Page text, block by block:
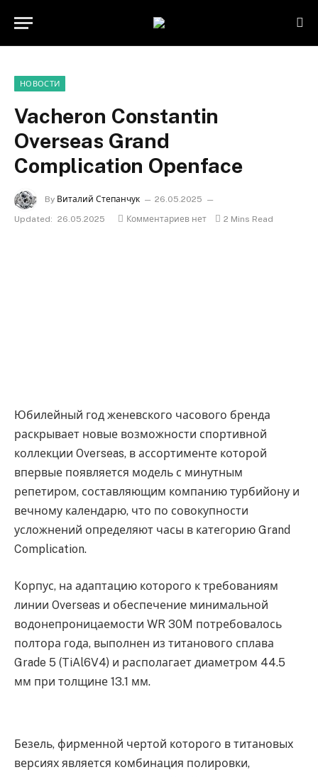
НОВОСТИ
Vacheron Constantin
Overseas Grand
Complication Openface
By Виталий Степанчук
26.05.2025
Updated: 26.05.2025 Комментариев нет 2 Mins Read
Юбилейный год женевского часового бренда
раскрывает новые возможности спортивной
коллекции Overseas, в ассортименте которой
впервые появляется модель с минутным
репетиром, составляющим компанию турбийону и
вечному календарю, что по совокупности
усложнений определяют часы в категорию Grand
Complication.
Корпус, на адаптацию которого к требованиям
линии Overseas и обеспечение минимальной
водонепроницаемости WR 30M потребовалось
полтора года, выполнен из титанового сплава
Grade 5 (TiAl6V4) и располагает диаметром 44.5
мм при толщине 13.1 мм.
Безель, фирменной чертой которого в титановых
версиях является комбинация полировки,